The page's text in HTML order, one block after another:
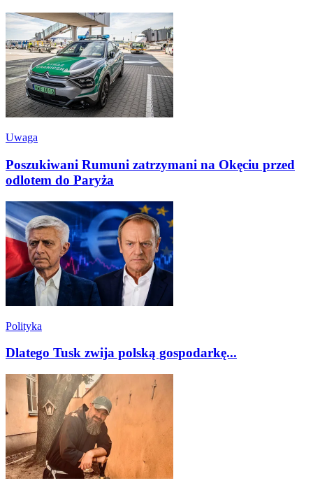
Uwaga
Poszukiwani Rumuni zatrzymani na Okęciu przed
odlotem do Paryża
Polityka
Dlatego Tusk zwija polską gospodarkę...